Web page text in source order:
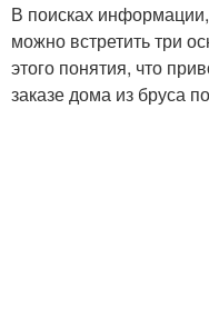
В поисках
можно встретить три
этого понятия, что
заказе дома из бруса